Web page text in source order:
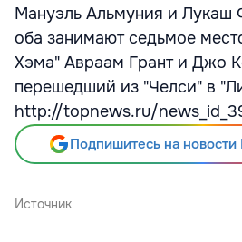
Мануэль Альмуния и Лукаш
оба занимают седьмое
Хэма" Авраам Грант и Джо
перешедший из "Челси" в
http://topnews.ru/
Подпишитесь на
Источник